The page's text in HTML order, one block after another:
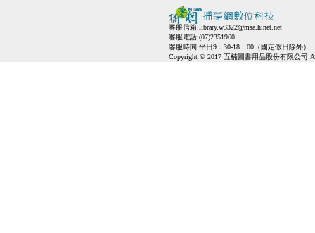
客服信箱:library.w3322@msa.hinet.net
客服電話:(07)2351960
客服時間:平日9：30-18：00（國定假日除外）
Copyright © 2017 五楠圖書用品股份有限公司